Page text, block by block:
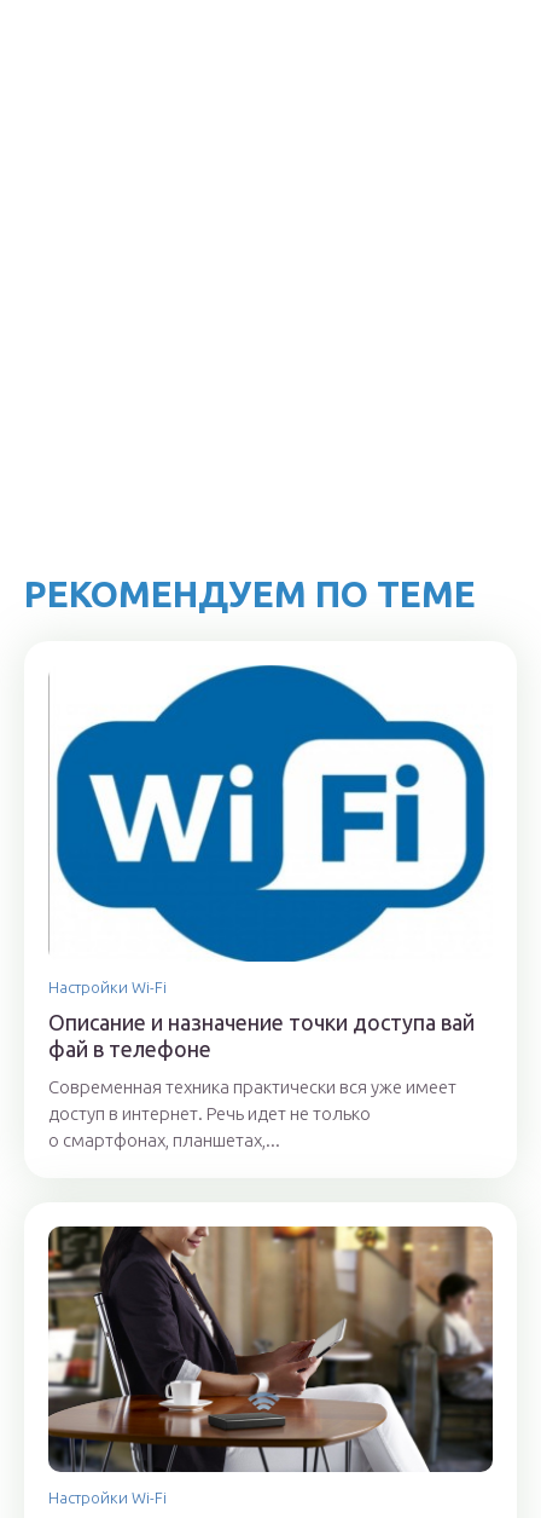
РЕКОМЕНДУЕМ ПО ТЕМЕ
Настройки Wi-Fi
Описание и назначение точки доступа вай
фай в телефоне
Современная техника практически вся уже имеет
доступ в интернет. Речь идет не только
о смартфонах, планшетах,...
Настройки Wi-Fi